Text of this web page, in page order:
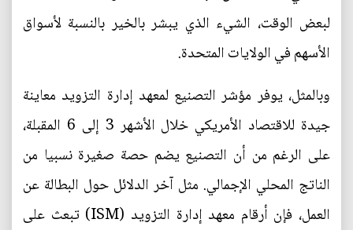
لبعض الوقت، الشيء الذي يبشر بالخير بالنسبة لأسواق
الأسهم في الولايات المتحدة.
وبالمثل، يوفر مؤشر التصنيع لمعهد إدارة التزويد معاينة
جيدة للاقتصاد الأمريكي خلال الأشهر 3 إلى 6 المقبلة،
على الرغم من أن التصنيع يضم حصة صغيرة نسبيا من
الناتج المحلي الإجمالي. مثل آخر الدلائل حول البطالة عن
العمل، فإن أرقام معهد إدارة التزويد (ISM) تبعث على